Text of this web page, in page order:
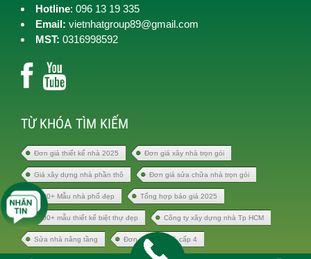
Hotline: 096 13 19 335
Email: vietnhatgroup89@gmail.com
MST: 0316998592
TỪ KHÓA TÌM KIẾM
Đơn giá thiết kế nhà 2025 Đơn giá xây nhà trọn gói
Giá xây dựng nhà phần thô Đơn giá sửa chữa nhà trọn gói
1000+ Mẫu nhà phố đẹp Tổng hợp báo giá 2025
1000+ mẫu thiết kế biệt thự đẹp Công ty xây dựng nhà Tp HCM
Sửa nhà nâng tầng Đơn giá xây nhà cấp 4